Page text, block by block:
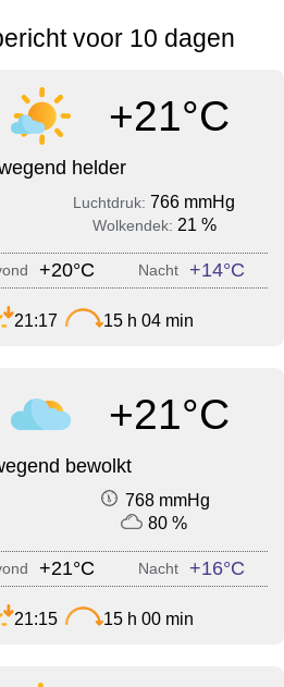
voor 10 dagen
+21°C
helder
Luchtdruk: 766 mmHg
Wolkendek: 21 %
+20°C Nacht +14°C
21:17 15 h 04 min
+21°C
bewolkt
768 mmHg
80 %
+21°C Nacht +16°C
21:15 15 h 00 min